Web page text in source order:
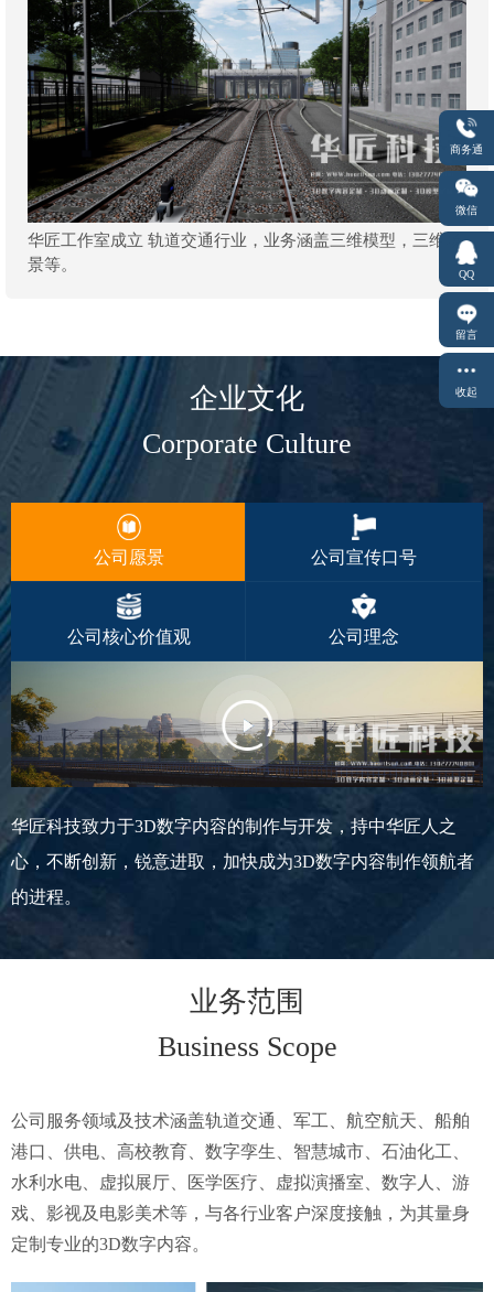
华匠工作室成立 轨道交通行业，业务涵盖三维模型，三维场
景等。
企业文化
Corporate Culture
公司愿景 公司宣传口号
公司核心价值观 公司理念
华匠科技致力于3D数字内容的制作与开发，持中华匠人之
心，不断创新，锐意进取，加快成为3D数字内容制作领航者
的进程。
业务范围
Business Scope
公司服务领域及技术涵盖轨道交通、军工、航空航天、船舶
港口、供电、高校教育、数字孪生、智慧城市、石油化工、
水利水电、虚拟展厅、医学医疗、虚拟演播室、数字人、游
戏、影视及电影美术等，与各行业客户深度接触，为其量身
定制专业的3D数字内容。
商务通
微信
QQ
留言
收起